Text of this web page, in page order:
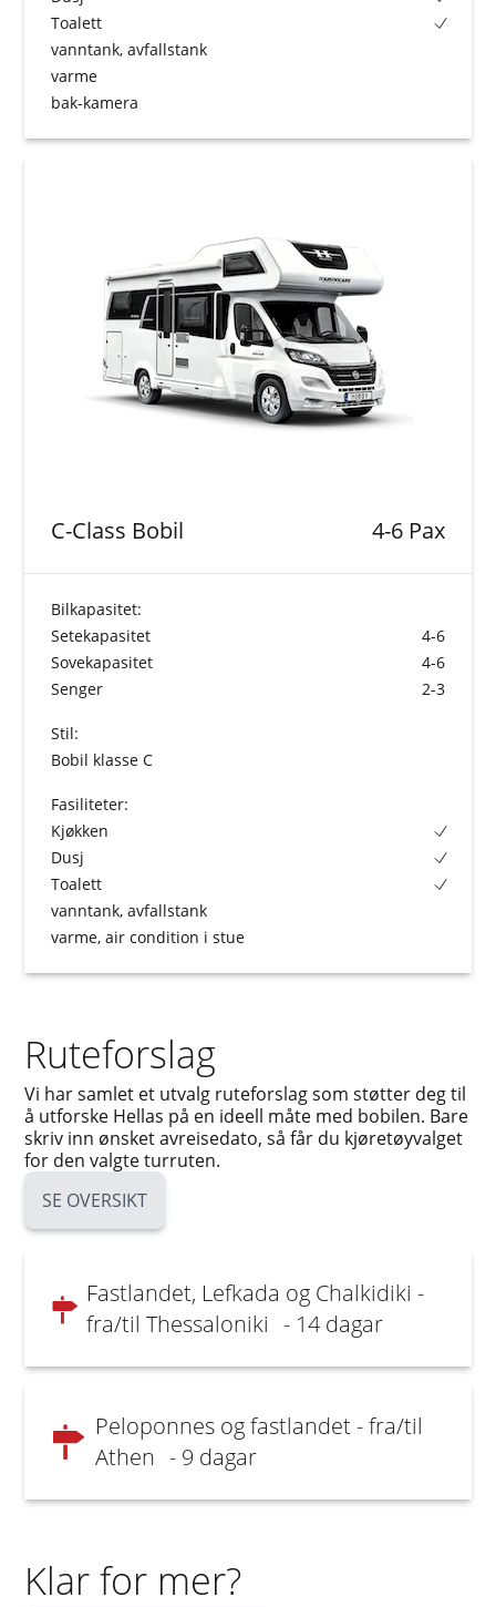
Toalett
vanntank, avfallstank
varme
bak-kamera
C-Class Bobil 4-6 Pax
Bilkapasitet:
Setekapasitet
4-6
Sovekapasitet
4-6
Senger
2-3
Stil:
Bobil klasse C
Fasiliteter:
Kjøkken
Dusj
Toalett
vanntank, avfallstank
varme, air condition i stue
Ruteforslag
Vi har samlet et utvalg ruteforslag som støtter deg til
å utforske Hellas på en ideell måte med bobilen. Bare
skriv inn ønsket avreisedato, så får du kjøretøyvalget
for den valgte turruten.
SE OVERSIKT
Fastlandet, Lefkada og Chalkidiki -
fra/til Thessaloniki - 14 dagar
Peloponnes og fastlandet - fra/til
Athen - 9 dagar
Klar for mer?